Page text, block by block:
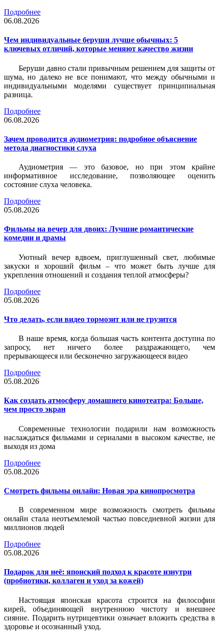
Подробнее
06.08.2026
Чем индивидуальные беруши лучше обычных: 5
ключевых отличий, которые меняют качество жизни
Беруши давно стали привычным решением для защиты от
шума, но далеко не все понимают, что между обычными и
индивидуальными моделями существует принципиальная
разница.
Подробнее
06.08.2026
Зачем проводится аудиометрия: подробное объяснение
метода диагностики слуха
Аудиометрия — это базовое, но при этом крайне
информативное исследование, позволяющее оценить
состояние слуха человека.
Подробнее
05.08.2026
Фильмы на вечер для двоих: Лучшие романтические
комедии и драмы
Уютный вечер вдвоем, приглушенный свет, любимые
закуски и хороший фильм – что может быть лучше для
укрепления отношений и создания теплой атмосферы?
Подробнее
05.08.2026
Что делать, если видео тормозит или не грузится
В наше время, когда большая часть контента доступна по
запросу, нет ничего более раздражающего, чем
прерывающееся или бесконечно загружающееся видео
Подробнее
05.08.2026
Как создать атмосферу домашнего кинотеатра: Больше,
чем просто экран
Современные технологии подарили нам возможность
наслаждаться фильмами и сериалами в высоком качестве, не
выходя из дома
Подробнее
05.08.2026
Смотреть фильмы онлайн: Новая эра кинопросмотра
В современном мире возможность смотреть фильмы
онлайн стала неотъемлемой частью повседневной жизни для
миллионов людей
Подробнее
05.08.2026
Подарок для неё: японский подход к красоте изнутри
(пробиотики, коллаген и уход за кожей)
Настоящая японская красота строится на философии
кирей, объединяющей внутреннюю чистоту и внешнее
сияние. Подарить нутрицевтики означает вложить средства в
здоровье и осознанный уход.